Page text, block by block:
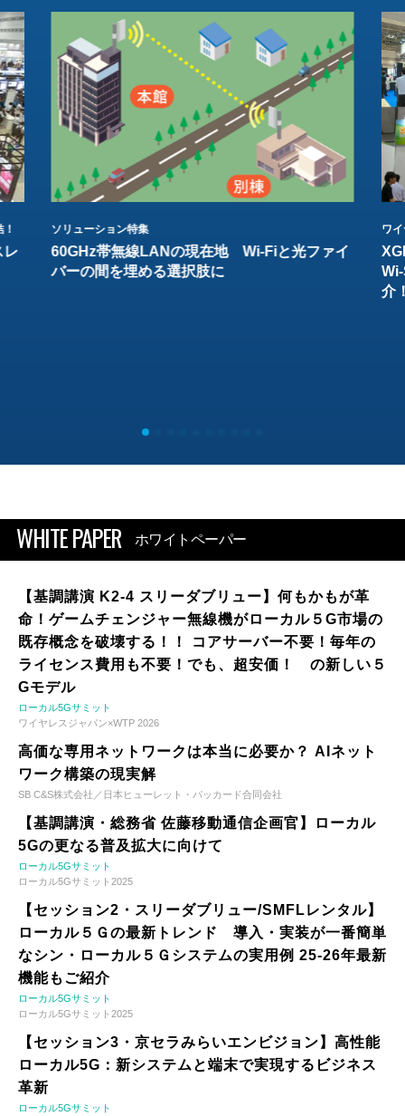
レ
ソリューション特集
60GHz帯無線LANの現在地 Wi-Fiと光ファイ
バーの間を埋める選択肢に
ワ
介
WHITE PAPER ホワイトペーパー
【基調講演 K2-4 スリーダブリュー】何もかもが革
命！ゲームチェンジャー無線機がローカル５G市場の
既存概念を破壊する！！ コアサーバー不要！毎年の
ライセンス費用も不要！でも、超安価！ の新しい５
Gモデル
ローカル5Gサミット
ワイヤレスジャパン×WTP 2026
高価な専用ネットワークは本当に必要か？ AIネット
ワーク構築の現実解
SB C&S株式会社／日本ヒューレット・パッカード合同会社
【基調講演・総務省 佐藤移動通信企画官】ローカル
5Gの更なる普及拡大に向けて
ローカル5Gサミット
ローカル5Gサミット2025
【セッション2・スリーダブリュー/SMFLレンタル】
ローカル５Ｇの最新トレンド 導入・実装が一番簡単
なシン・ローカル５Ｇシステムの実用例 25-26年最新
機能もご紹介
ローカル5Gサミット
ローカル5Gサミット2025
【セッション3・京セラみらいエンビジョン】高性能
ローカル5G：新システムと端末で実現するビジネス
革新
ローカル5Gサミット